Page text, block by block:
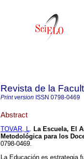
Revista de la
Print version ISSN 0798-0469
Abstract
TOVAR, L. La Escuela, El
Metodológica para los
0798-0469.
La Educación es estrategia